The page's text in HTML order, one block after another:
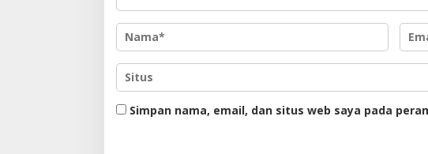
Simpan nama, email, dan situs web saya pada